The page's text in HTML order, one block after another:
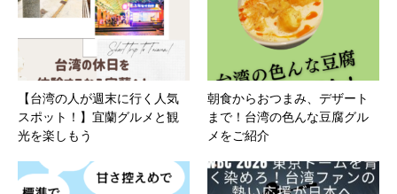
【台湾の人が週末に行く人気
スポット！】宜蘭グルメと観
光を楽しもう
朝食からおつまみ、デザート
まで！台湾の色んな豆腐グル
メをご紹介